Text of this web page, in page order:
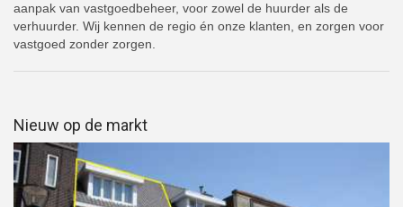
aanpak van vastgoedbeheer, voor zowel de huurder als de
verhuurder. Wij kennen de regio én onze klanten, en zorgen voor
vastgoed zonder zorgen.
Nieuw op de markt
Bekijk woning Geleen Raadhuisstraat 7a